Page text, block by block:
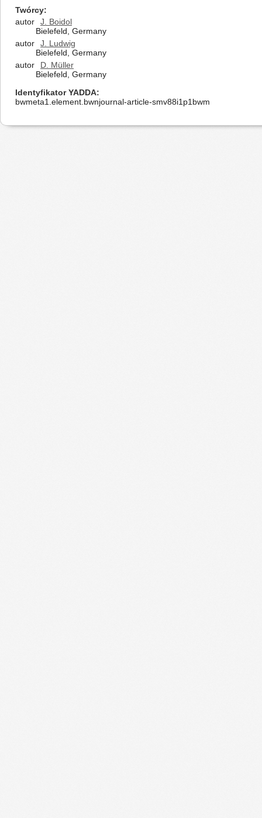
Twórcy
autor
J. Boidol
Bielefeld, Germany
autor
J. Ludwig
Bielefeld, Germany
autor
D. Müller
Bielefeld, Germany
Identyfikator YADDA
bwmeta1.element.bwnjournal-article-smv88i1p1bwm